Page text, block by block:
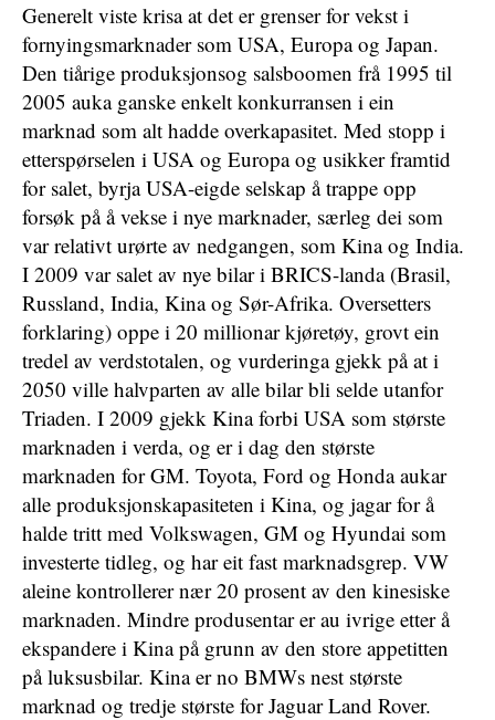
Generelt viste krisa at det er grenser for vekst i
fornyingsmarknader som USA, Europa og Japan.
Den tiårige produksjonsog salsboomen frå 1995 til
2005 auka ganske enkelt konkurransen i ein
marknad som alt hadde overkapasitet. Med stopp i
etterspørselen i USA og Europa og usikker framtid
for salet, byrja USA-eigde selskap å trappe opp
forsøk på å vekse i nye marknader, særleg dei som
var relativt urørte av nedgangen, som Kina og India.
I 2009 var salet av nye bilar i BRICS-landa (Brasil,
Russland, India, Kina og Sør-Afrika. Oversetters
forklaring) oppe i 20 millionar kjøretøy, grovt ein
tredel av verdstotalen, og vurderinga gjekk på at i
2050 ville halvparten av alle bilar bli selde utanfor
Triaden. I 2009 gjekk Kina forbi USA som største
marknaden i verda, og er i dag den største
marknaden for GM. Toyota, Ford og Honda aukar
alle produksjonskapasiteten i Kina, og jagar for å
halde tritt med Volkswagen, GM og Hyundai som
investerte tidleg, og har eit fast marknadsgrep. VW
aleine kontrollerer nær 20 prosent av den kinesiske
marknaden. Mindre produsentar er au ivrige etter å
ekspandere i Kina på grunn av den store appetitten
på luksusbilar. Kina er no BMWs nest største
marknad og tredje største for Jaguar Land Rover.